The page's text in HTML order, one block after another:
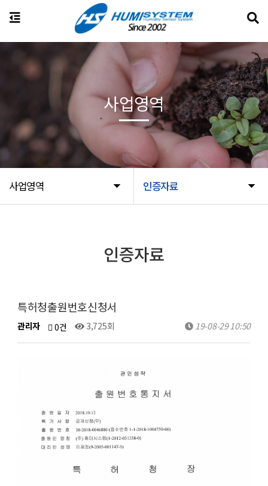
사업영역 인증자료
사업영역
인증자료
특허청출원번호신청서
관리자 0건 3,725회 19-08-29 10:50